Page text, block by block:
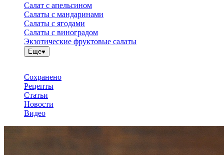
Салат с апельсином
Салаты с мандаринами
Салаты с ягодами
Салаты с виноградом
Экзотические фруктовые салаты
Еще
Сохранено
Рецепты
Статьи
Новости
Видео